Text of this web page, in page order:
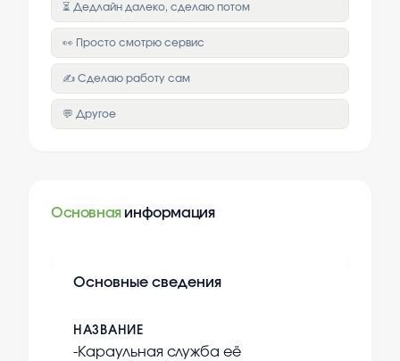
⏳ Дедлайн далеко, сделаю потом
👀 Просто смотрю сервис
✍️ Сделаю работу сам
💬 Другое
Основная информация
Основные сведения
НАЗВАНИЕ
-Караульная служба её